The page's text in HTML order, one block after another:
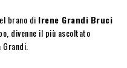
brano di Irene Grandi Bruci
divenne il più ascoltato